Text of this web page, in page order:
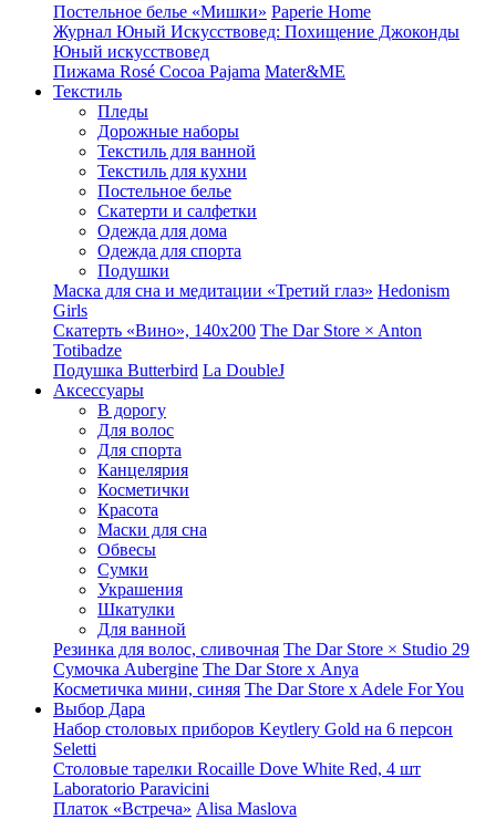
Постельное белье «Мишки» Paperie Home
Журнал Юный Искусствовед: Похищение Джоконды
Юный искусствовед
Пижама Rosé Cocoa Pajama Mater&ME
Текстиль
Пледы
Дорожные наборы
Текстиль для ванной
Текстиль для кухни
Постельное белье
Скатерти и салфетки
Одежда для дома
Одежда для спорта
Подушки
Маска для сна и медитации «Третий глаз» Hedonism
Girls
Скатерть «Вино», 140х200 The Dar Store × Anton
Totibadze
Подушка Butterbird La DoubleJ
Аксессуары
В дорогу
Для волос
Для спорта
Канцелярия
Косметички
Красота
Маски для сна
Обвесы
Сумки
Украшения
Шкатулки
Для ванной
Резинка для волос, сливочная The Dar Store × Studio 29
Сумочка Aubergine The Dar Store x Anya
Косметичка мини, синяя The Dar Store x Adele For You
Выбор Дара
Набор столовых приборов Keytlery Gold на 6 персон
Seletti
Столовые тарелки Rocaille Dove White Red, 4 шт
Laboratorio Paravicini
Платок «Встреча» Alisa Maslova